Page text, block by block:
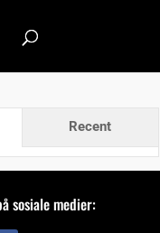
Recent
sosiale medier: